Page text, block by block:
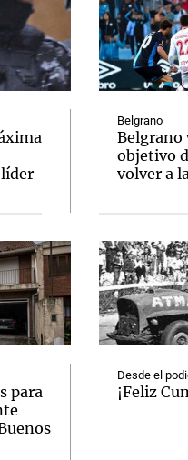
para
Belgrano
Belgrano
objetivo
volver a
Desde el
¡Feliz
El huracán de Arequito